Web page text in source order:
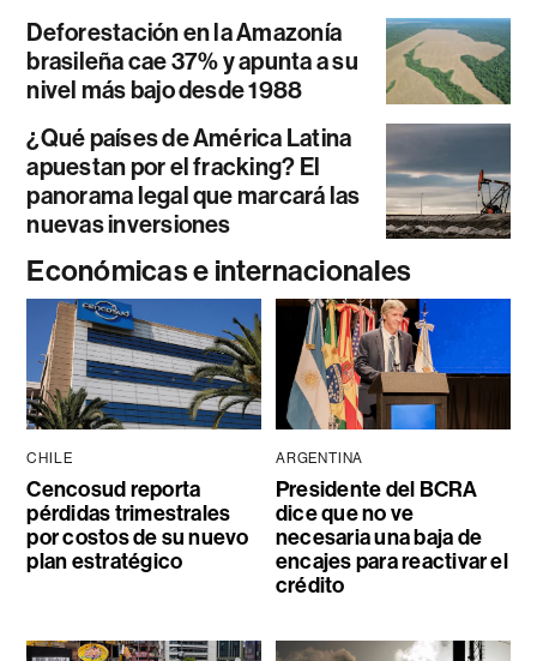
Deforestación en la Amazonía
brasileña cae 37% y apunta a su
nivel más bajo desde 1988
¿Qué países de América Latina
apuestan por el fracking? El
panorama legal que marcará las
nuevas inversiones
Económicas e internacionales
CHILE
Cencosud reporta
pérdidas trimestrales
por costos de su nuevo
plan estratégico
ARGENTINA
Presidente del BCRA
dice que no ve
necesaria una baja de
encajes para reactivar el
crédito